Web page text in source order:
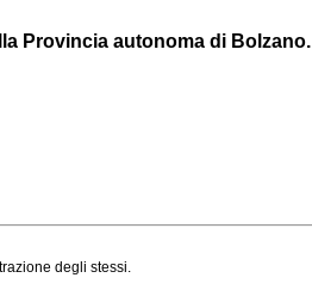
Provincia autonoma di Bolzano.
degli stessi.